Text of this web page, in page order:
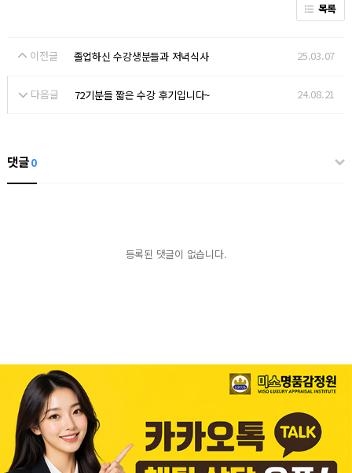
목록
이전글 졸업하신 수강생분들과 저녁식사 25.03.07
다음글 72기분들 짧은 수강 후기입니다~ 24.08.21
댓글0
등록된 댓글이 없습니다.